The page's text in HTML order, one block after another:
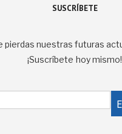
SUSCRÍBETE
pierdas nuestras futuras
¡Suscríbete hoy mismo!